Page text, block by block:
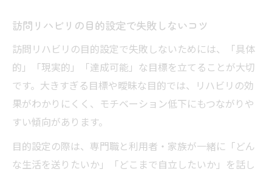
訪問リハビリの目的設定で失敗しないコツ
訪問リハビリの目的設定で失敗しないためには、「具体
的」「現実的」「達成可能」な目標を立てることが大切
です。大きすぎる目標や曖昧な目的では、リハビリの効
果がわかりにくく、モチベーション低下にもつながりや
すい傾向があります。
目的設定の際は、専門職と利用者・家族が一緒に「どん
な生活を送りたいか」「どこまで自立したいか」を話し